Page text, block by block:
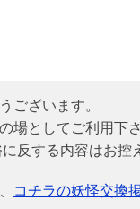
ございます。
場としてご利用下
反する内容はお控
コチラの妖怪交換